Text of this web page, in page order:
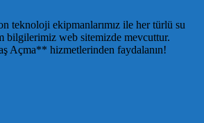
teknoloji ekipmanlarımız ile her türlü su
bilgilerimiz web sitemizde mevcuttur.
Açma** hizmetlerinden faydalanın!